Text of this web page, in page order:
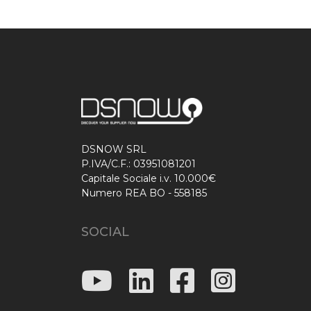
DSNOW SRL
P.IVA/C.F.: 03951081201
Capitale Sociale i.v. 10.000€
Numero REA BO - 558185
SOCIAL